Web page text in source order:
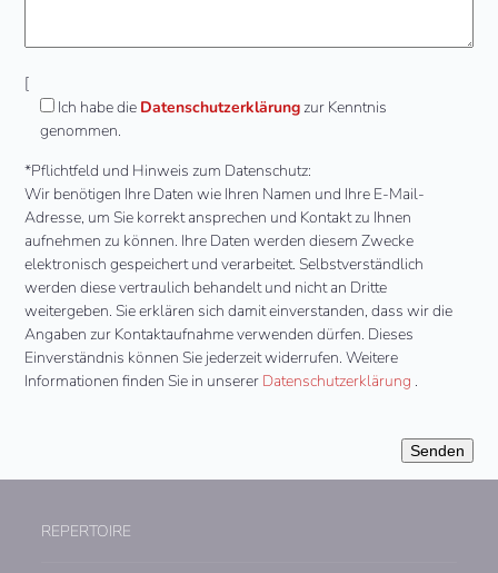
[
Ich habe die Datenschutzerklärungzur Kenntnis
genommen.
*Pflichtfeld und Hinweis zum Datenschutz:
Wir benötigen Ihre Daten wie Ihren Namen und Ihre E-Mail-
Adresse, um Sie korrekt ansprechen und Kontakt zu Ihnen
aufnehmen zu können. Ihre Daten werden diesem Zwecke
elektronisch gespeichert und verarbeitet. Selbstverständlich
werden diese vertraulich behandelt und nicht an Dritte
weitergeben. Sie erklären sich damit einverstanden, dass wir die
Angaben zur Kontaktaufnahme verwenden dürfen. Dieses
Einverständnis können Sie jederzeit widerrufen. Weitere
Informationen finden Sie in unserer Datenschutzerklärung .
REPERTOIRE